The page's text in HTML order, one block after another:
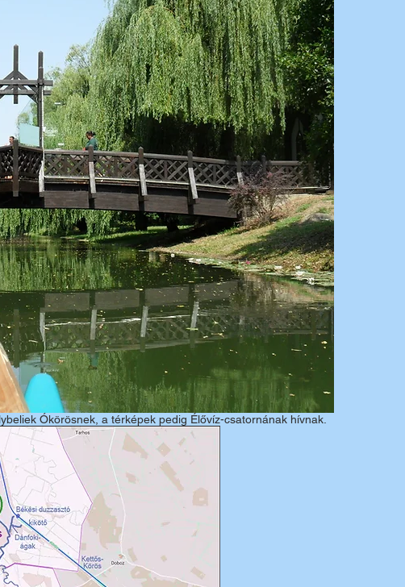
Ókörösnek, a térképek pedig Élővíz-csatornának hívnak.